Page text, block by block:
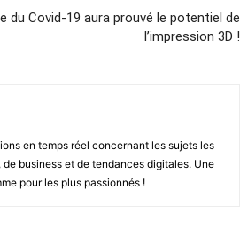
du Covid-19 aura prouvé le potentiel de
l’impression 3D !
en temps réel concernant les sujets les
business et de tendances digitales. Une
pour les plus passionnés !